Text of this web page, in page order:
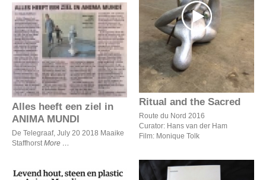
Alles heeft een ziel in
ANIMA MUNDI
Alles heeft een ziel in
ANIMA MUNDI
De Telegraaf, July 20 2018 Maaike
Staffhorst More
Ritual and the Sacred
Ritual and the Sacred
Route du Nord 2016
Curator: Hans van der Ham
Film: Monique Tolk